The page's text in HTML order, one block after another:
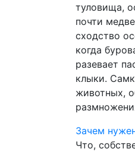
туловища,
почти
сходство
когда
разевает
клыки.
животных,
Зачем
Что,